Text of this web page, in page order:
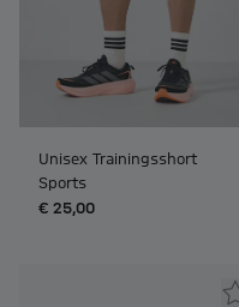
Unisex Trainingsshort
Sports
€ 25,00